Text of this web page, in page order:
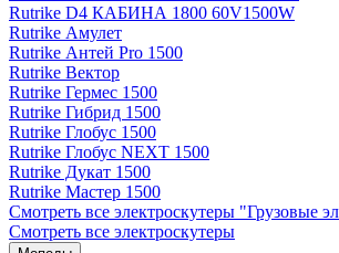
Rutrike D4 КАБИНА 1800 60V1500W
Rutrike Амулет
Rutrike Антей Pro 1500
Rutrike Вектор
Rutrike Гермес 1500
Rutrike Гибрид 1500
Rutrike Глобус 1500
Rutrike Глобус NEXT 1500
Rutrike Дукат 1500
Rutrike Мастер 1500
Смотреть все электро­скутеры "Грузовые
Смотреть все электро­скутеры